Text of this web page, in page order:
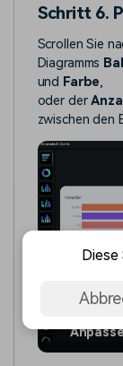
Schritt 6.
Scrollen Sie
Diagramms
und Farbe,
oder der
zwischen den
Diese